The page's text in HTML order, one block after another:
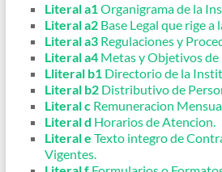
Literal a1Organigrama de la
Literal a2Base Legal que rige a
Literal a3Regulaciones y
Literal a4Metas y Objetivos de
Lliteral b1Directorio de la
Literal b2Distributivo de
Literal cRemuneracion
Literal d Horarios de Atencion.
Literal e Texto integro de
Vigentes.